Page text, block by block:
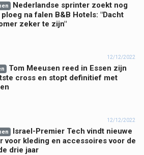
Nederlandse sprinter zoekt nog
na falen B&B Hotels: "Dacht
zeker te zijn"
12/12/2022
Tom Meeusen reed in Essen zijn
cross en stopt definitief met
12/12/2022
Israel-Premier Tech vindt nieuwe
voor kleding en accessoires voor de
drie jaar